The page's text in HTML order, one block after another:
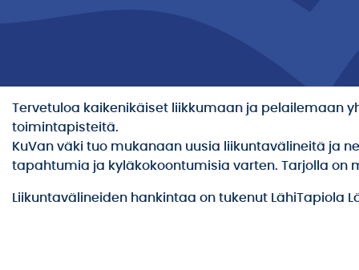
Tervetuloa kaikenikäiset liikkumaan ja pelailemaan
toimintapisteitä.
KuVan väki tuo mukanaan uusia liikuntavälineitä ja
tapahtumia ja kyläkokoontumisia varten. Tarjolla on
Liikuntavälineiden hankintaa on tukenut LähiTapiola